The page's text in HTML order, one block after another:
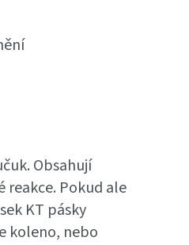
Obsahují
Pokud ale
KT pásky
koleno, nebo